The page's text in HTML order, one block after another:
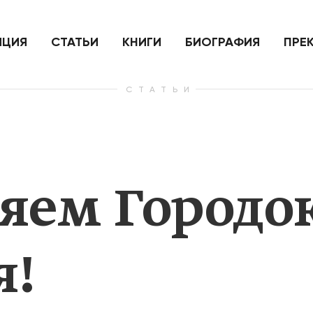
нанесенный по самим себе
СТАТЬИ КНИГИ БИОГРАФИЯ
СТАТЬИ